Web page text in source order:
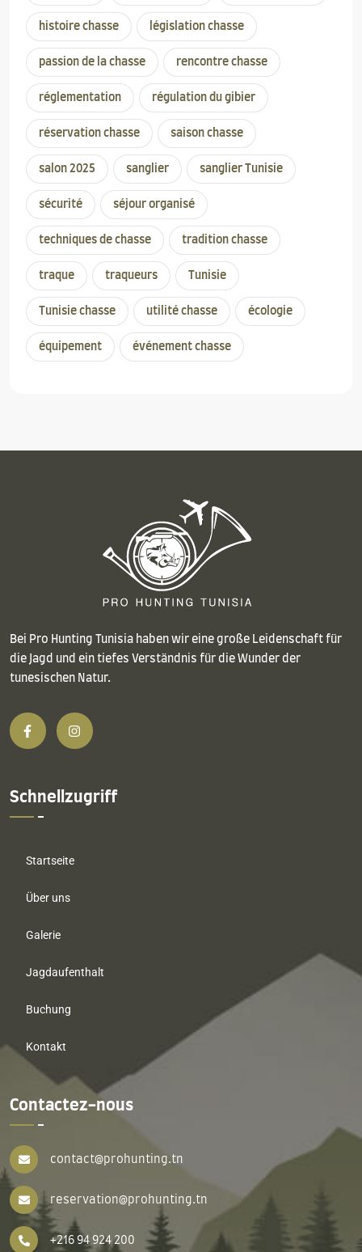
histoire chasse législation chasse
passion de la chasse rencontre chasse
réglementation régulation du gibier
réservation chasse saison chasse
salon 2025 sanglier sanglier Tunisie
sécurité séjour organisé
techniques de chasse tradition chasse
traque traqueurs Tunisie
Tunisie chasse utilité chasse écologie
équipement événement chasse
Bei Pro Hunting Tunisia haben wir eine große Leidenschaft für
die Jagd und ein tiefes Verständnis für die Wunder der
tunesischen Natur.
Schnellzugriff
Startseite
Über uns
Galerie
Jagdaufenthalt
Buchung
Kontakt
Contactez-nous
contact@prohunting.tn
reservation@prohunting.tn
+216 94 924 200